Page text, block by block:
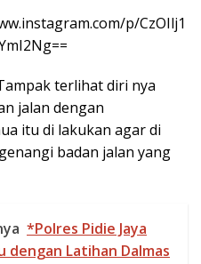
p/CzOIlj1
terlihat diri nya
jalan dengan
itu di lakukan agar di
badan jalan yang
*Polres Pidie Jaya
dengan Latihan Dalmas